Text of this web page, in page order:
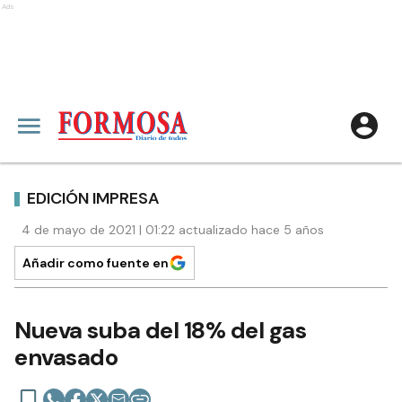
Ads
EDICIÓN IMPRESA
4 de mayo de 2021 | 01:22 actualizado hace 5 años
Añadir como fuente en
Nueva suba del 18% del gas
envasado